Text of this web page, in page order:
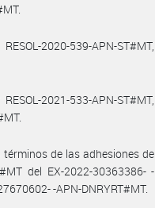
2020-539-APN-ST#MT,
2021-533-APN-ST#MT,
de las adhesiones de
del EX-2022-30363386- -
-APN-DNRYRT#MT.